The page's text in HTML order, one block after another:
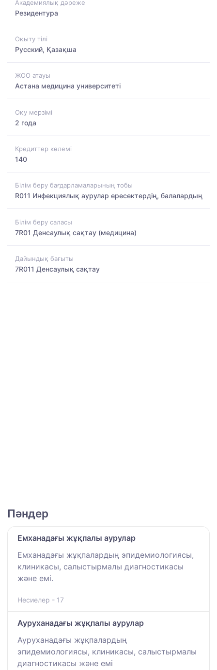
Академиялық дәреже
Резидентура
Оқыту тілі
Русский, Қазақша
ЖОО атауы
Астана медицина университеті
Оқу мерзімі
2 года
Кредиттер көлемі
140
Білім беру бағдарламаларының тобы
R011 Инфекциялық аурулар ересектердің, балалардың
Білім беру саласы
7R01 Денсаулық сақтау (медицина)
Дайындық бағыты
7R011 Денсаулық сақтау
Пәндер
Емханадағы жұқпалы аурулар
Емханадағы жұқпалардың эпидемиологиясы,
клиникасы, салыстырмалы диагностикасы
және емі.
Несиелер - 17
Ауруханадағы жұқпалы аурулар
Ауруханадағы жұқпалардың
эпидемиологиясы, клиникасы, салыстырмалы
диагностикасы және емі